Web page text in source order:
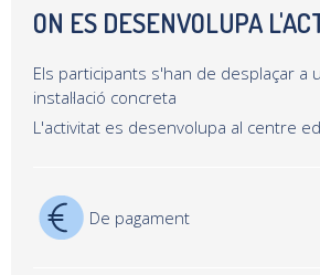
ON ES DESENVOLUPA
Els participants s'han de desplaçar a
instal·lació concreta
L'activitat es desenvolupa al centre
De pagament